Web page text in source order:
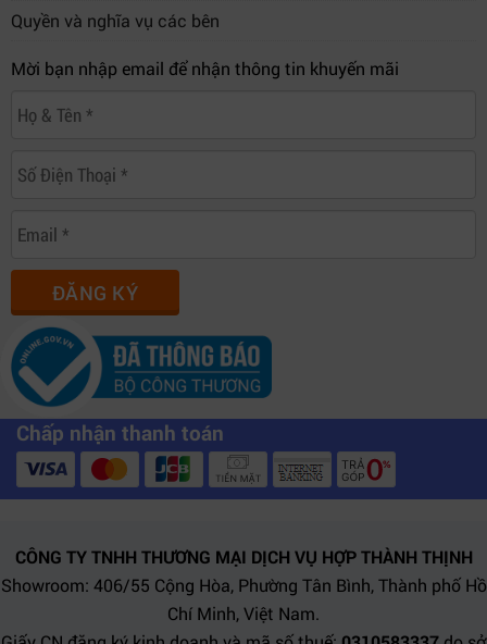
Blackmagic Intensity Pro 4K – Giải pháp capture PCIe mạnh
mẽ cho creator.
4. Bảng so sánh Intensity Pro 4K với
các sản phẩm cùng phân khúc
Quyền và nghĩa vụ các bên
Mời bạn nhập email để nhận thông tin khuyến mãi
ĐĂNG KÝ
Chấp nhận thanh toán
CÔNG TY TNHH THƯƠNG MẠI DỊCH VỤ HỢP THÀNH THỊNH
Showroom: 406/55 Cộng Hòa, Phường Tân Bình, Thành phố Hồ
Chí Minh, Việt Nam.